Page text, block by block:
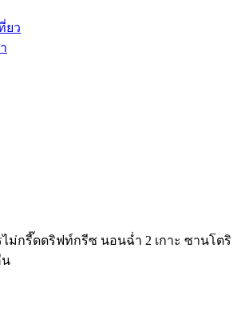
ยว
ม่กรี๊ดดริฟท์กรีซ นอนฉ่ำ 2 เกาะ ซานโตริ
น